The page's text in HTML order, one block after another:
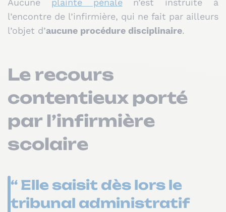
Aucune plainte pénalen’est instruite à
l’encontre de l’infirmière, qui ne fait par ailleurs
l’objet d’aucune procédure disciplinaire.
Le recours
contentieux porté
par l’infirmière
scolaire
“ Elle saisit dès lors le
tribunal administratif